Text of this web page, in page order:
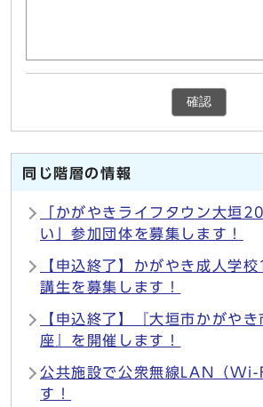
確認
同じ階層の情報
「かがやきライフタウン大垣
い」参加団体を募集します！
【申込終了】かがやき成人学
講生を募集します！
【申込終了】『大垣市かがや
座』を開催します！
公共施設で公衆無線LAN（Wi-
す！